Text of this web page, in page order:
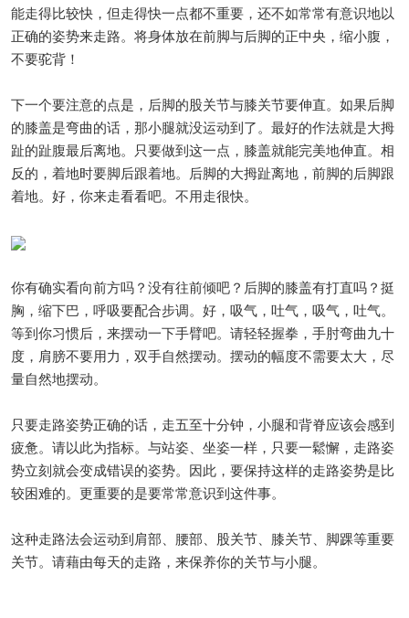
能走得比较快，但走得快一点都不重要，还不如常常有意识地以
正确的姿势来走路。将身体放在前脚与后脚的正中央，缩小腹，
不要驼背！
下一个要注意的点是，后脚的股关节与膝关节要伸直。如果后脚
的膝盖是弯曲的话，那小腿就没运动到了。最好的作法就是大拇
趾的趾腹最后离地。只要做到这一点，膝盖就能完美地伸直。相
反的，着地时要脚后跟着地。后脚的大拇趾离地，前脚的后脚跟
着地。好，你来走看看吧。不用走很快。
你有确实看向前方吗？没有往前倾吧？后脚的膝盖有打直吗？挺
胸，缩下巴，呼吸要配合步调。好，吸气，吐气，吸气，吐气。
等到你习惯后，来摆动一下手臂吧。请轻轻握拳，手肘弯曲九十
度，肩膀不要用力，双手自然摆动。摆动的幅度不需要太大，尽
量自然地摆动。
只要走路姿势正确的话，走五至十分钟，小腿和背脊应该会感到
疲惫。请以此为指标。与站姿、坐姿一样，只要一鬆懈，走路姿
势立刻就会变成错误的姿势。因此，要保持这样的走路姿势是比
较困难的。更重要的是要常常意识到这件事。
这种走路法会运动到肩部、腰部、股关节、膝关节、脚踝等重要
关节。请藉由每天的走路，来保养你的关节与小腿。